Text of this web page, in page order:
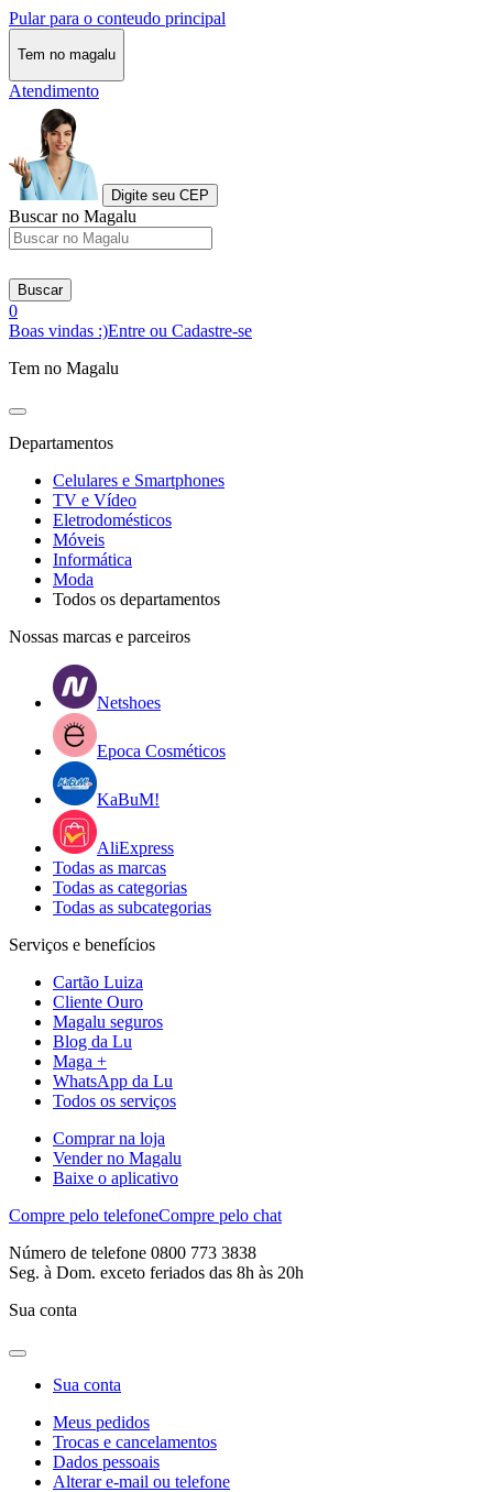
Pular para o conteudo principal
Tem no magalu
Atendimento
Digite seu CEP
Buscar no Magalu
Buscar
0
Boas vindas :)Entre ou Cadastre-se
Tem no Magalu
Departamentos
Celulares e Smartphones
TV e Vídeo
Eletrodomésticos
Móveis
Informática
Moda
Todos os departamentos
Nossas marcas e parceiros
Netshoes
Epoca Cosméticos
KaBuM!
AliExpress
Todas as marcas
Todas as categorias
Todas as subcategorias
Serviços e benefícios
Cartão Luiza
Cliente Ouro
Magalu seguros
Blog da Lu
Maga +
WhatsApp da Lu
Todos os serviços
Comprar na loja
Vender no Magalu
Baixe o aplicativo
Compre pelo telefoneCompre pelo chat
Número de telefone 0800 773 3838
Seg. à Dom. exceto feriados das 8h às 20h
Sua conta
Sua conta
Meus pedidos
Trocas e cancelamentos
Dados pessoais
Alterar e-mail ou telefone